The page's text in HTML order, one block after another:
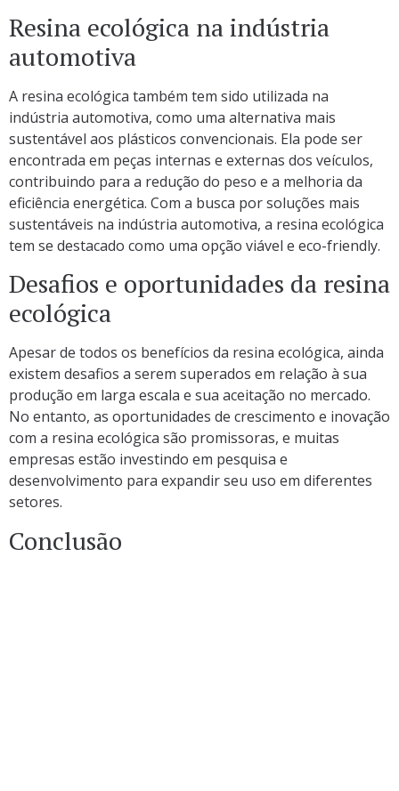
Resina ecológica na indústria
automotiva
A resina ecológica também tem sido utilizada na
indústria automotiva, como uma alternativa mais
sustentável aos plásticos convencionais. Ela pode ser
encontrada em peças internas e externas dos veículos,
contribuindo para a redução do peso e a melhoria da
eficiência energética. Com a busca por soluções mais
sustentáveis na indústria automotiva, a resina ecológica
tem se destacado como uma opção viável e eco-friendly.
Desafios e oportunidades da resina
ecológica
Apesar de todos os benefícios da resina ecológica, ainda
existem desafios a serem superados em relação à sua
produção em larga escala e sua aceitação no mercado.
No entanto, as oportunidades de crescimento e inovação
com a resina ecológica são promissoras, e muitas
empresas estão investindo em pesquisa e
desenvolvimento para expandir seu uso em diferentes
setores.
Conclusão